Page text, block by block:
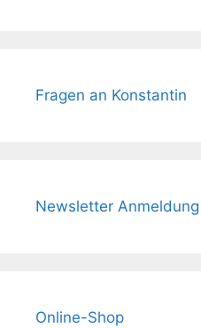
Fragen an Konstantin
Newsletter Anmeldung
Online-Shop